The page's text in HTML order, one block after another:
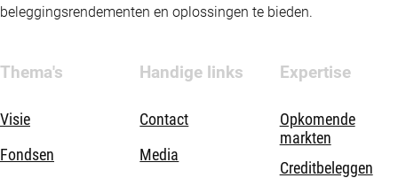
beleggingsrendementen en oplossingen te bieden.
Thema's
Visie
Fondsen
Handige links
Contact
Media
Expertise
Opkomende
markten
Creditbeleggen